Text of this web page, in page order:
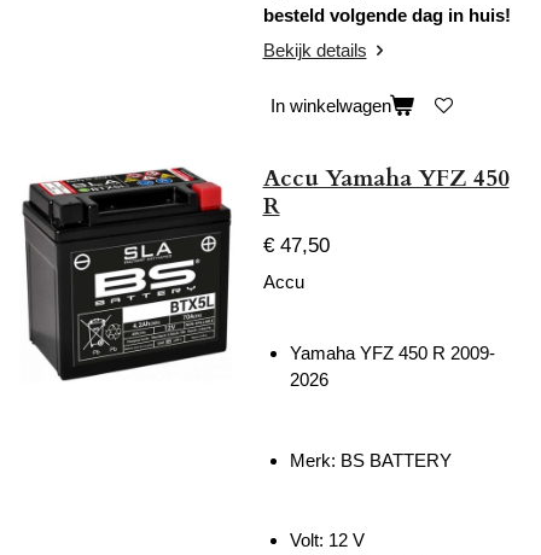
besteld volgende dag in huis!
Bekijk details
In winkelwagen
Accu Yamaha YFZ 450
R
€ 47,50
Accu
Yamaha YFZ 450 R 2009-
2026
Merk: BS BATTERY
Volt: 12 V